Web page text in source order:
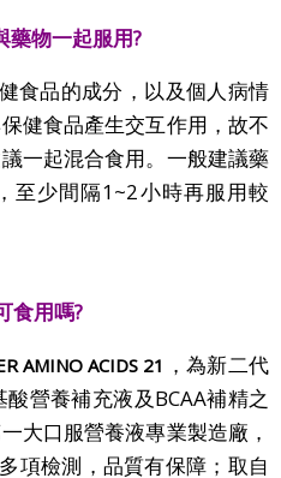
藥物一起服用?
食品的成分，以及個人病情
健食品產生交互作用，故不
一起混合食用。一般建議藥
至少間隔1~2小時再服用較
食用嗎?
AMINO ACIDS 21 ，為新二代
營養補充液及BCAA補精之
大口服營養液專業製造廠，
項檢測，品質有保障；取自